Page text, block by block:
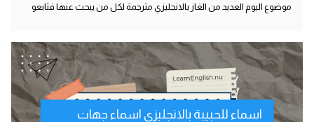
موضوع اليوم العديد من الغاز بالانجليزي مترجمة لكل من يبحث عنها فتابعو
اسماء للحبيبة بالانجليزي اسماء جهات